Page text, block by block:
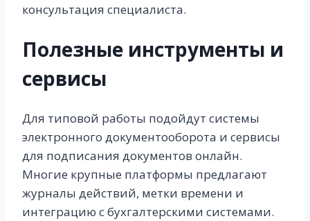
консультация специалиста.
Полезные инструменты и
сервисы
Для типовой работы подойдут системы
электронного документооборота и сервисы
для подписания документов онлайн.
Многие крупные платформы предлагают
журналы действий, метки времени и
интеграцию с бухгалтерскими системами.